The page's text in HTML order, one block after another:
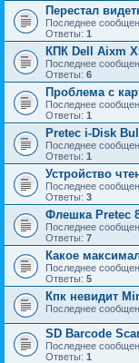
Перестал
Последнее
Ответы: 1
КПК Dell Aixm
Последнее
Ответы: 6
Проблема с
Последнее
Ответы: 1
Pretec i-Disk
Последнее
Ответы: 1
Устройство
Последнее
Ответы: 3
Флешка Pretec
Последнее
Ответы: 7
Какое
Последнее
Ответы: 5
Кпк невидит
Последнее
SD Barcode
Последнее
Ответы: 1